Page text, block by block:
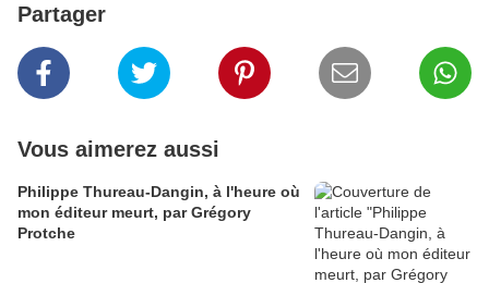
Partager
Vous aimerez aussi
Philippe Thureau-Dangin, à l'heure où
mon éditeur meurt, par Grégory
Protche